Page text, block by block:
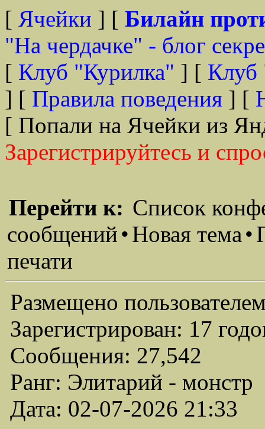
[ Ячейки ] [ Билайн
"На чердачке" - блог
[ Клуб "Курилка" ] [ Клуб
] [ Правила поведения ] [
[ Попали на Ячейки из
Зарегистрируйтесь и
Перейти к: Список
сообщений•Новая тема•
печати
Размещено
Зарегистрирован: 17
Сообщения: 27,542
Ранг: Элитарий - монстр
Дата: 02-07-2026 21:33